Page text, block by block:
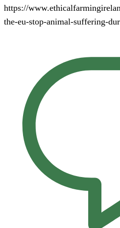
https://
the-eu-stop-animal-suffering-